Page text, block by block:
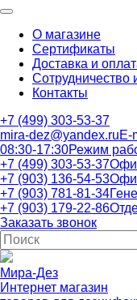
О магазине
Сертификаты
Доставка и
Сотрудничество
Контакты
+7 (499) 303-53-37
mira-dez@yandex.ruE-
08:30-17:30Режим
+7 (499) 303-53-37
+7 (903) 136-54-53
+7 (903) 781-81-34
+7 (903) 179-22-86
Заказать звонок
Мира-Дез
Интернет магазин